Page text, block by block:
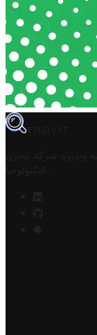
TROVIT
وتديره
شركة مخزن
التكنولوجيا